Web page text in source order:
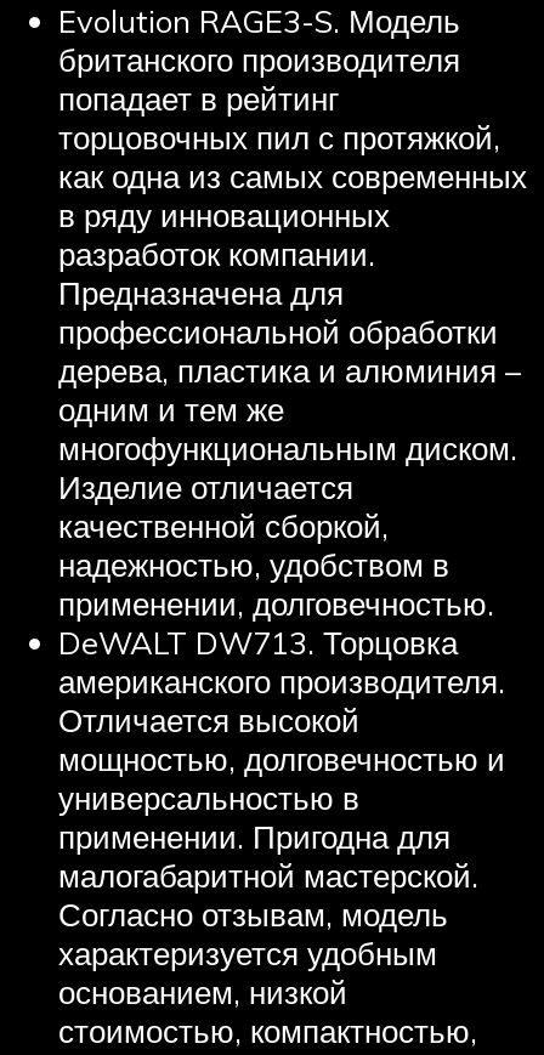
Evolution RAGE3-S. Модель
британского производителя
попадает в рейтинг
торцовочных пил с протяжкой,
как одна из самых современных
в ряду инновационных
разработок компании.
Предназначена для
профессиональной обработки
дерева, пластика и алюминия –
одним и тем же
многофункциональным диском.
Изделие отличается
качественной сборкой,
надежностью, удобством в
применении, долговечностью.
DeWALT DW713. Торцовка
американского производителя.
Отличается высокой
мощностью, долговечностью и
универсальностью в
применении. Пригодна для
малогабаритной мастерской.
Согласно отзывам, модель
характеризуется удобным
основанием, низкой
стоимостью, компактностью,